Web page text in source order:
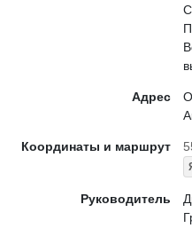
Адрес
Координаты и маршрут
Руководитель